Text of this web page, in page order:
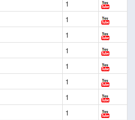
1
1
1
1
1
1
1
1